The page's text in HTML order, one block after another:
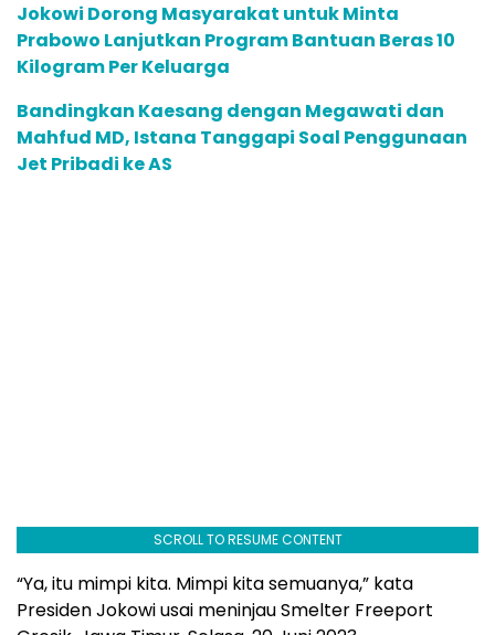
Jokowi Dorong Masyarakat untuk Minta
Prabowo Lanjutkan Program Bantuan Beras 10
Kilogram Per Keluarga
Bandingkan Kaesang dengan Megawati dan
Mahfud MD, Istana Tanggapi Soal Penggunaan
Jet Pribadi ke AS
SCROLL TO RESUME CONTENT
“Ya, itu mimpi kita. Mimpi kita semuanya,” kata
Presiden Jokowi usai meninjau Smelter Freeport